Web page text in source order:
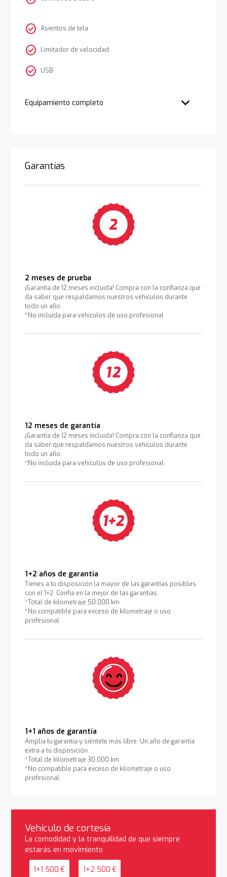
check_circle Asientos de tela
check_circle Limitador de velocidad
check_circle USB
Equipamiento completo
Garantías
2 meses de prueba
¡Garantía de 12 meses incluida! Compra con la confianza que
da saber que respaldamos nuestros vehículos durante
todo un año.
*No incluida para vehículos de uso profesional
12 meses de garantía
¡Garantía de 12 meses incluida! Compra con la confianza que
da saber que respaldamos nuestros vehículos durante
todo un año.
*No incluida para vehículos de uso profesional
1+2 años de garantía
Tienes a tu disposición la mayor de las garantías posibles
con el 1+2. Confía en la mejor de las garantías.
*Total de kilometraje 50.000 km
*No compatible para exceso de kilometraje o uso
profesional
1+1 años de garantía
Amplía tu garantía y siéntete más libre. Un año de garantía
extra a tu disposición.
*Total de kilometraje 30.000 km
*No compatible para exceso de kilometraje o uso
profesional
Vehículo de cortesía
La comodidad y la tranquilidad de que siempre
estarás en movimiento
1+1 500 € 1+2 500 €